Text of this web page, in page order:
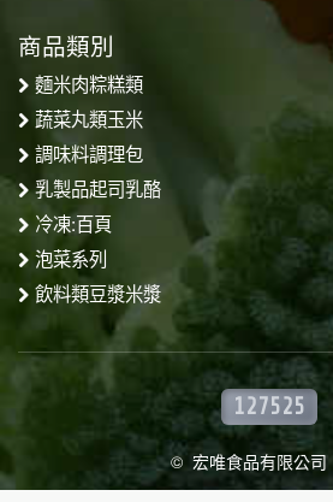
商品類別
麵米肉粽糕類
蔬菜丸類玉米
調味料調理包
乳製品起司乳酪
冷凍:百頁
泡菜系列
飲料類豆漿米漿
127525
© 宏唯食品有限公司